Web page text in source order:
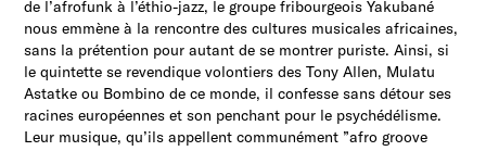
de l’afrofunk à l’éthio-jazz, le groupe fribourgeois Yakubané
nous emmène à la rencontre des cultures musicales africaines,
sans la prétention pour autant de se montrer puriste. Ainsi, si
le quintette se revendique volontiers des Tony Allen, Mulatu
Astatke ou Bombino de ce monde, il confesse sans détour ses
racines européennes et son penchant pour le psychédélisme.
Leur musique, qu’ils appellent communément ”afro groove